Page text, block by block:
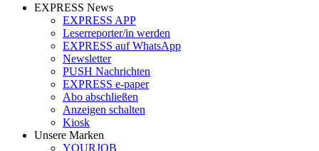
EXPRESS News
EXPRESS APP
Leserreporter/in werden
EXPRESS auf WhatsApp
Newsletter
PUSH Nachrichten
EXPRESS e-paper
Abo abschließen
Anzeigen schalten
Kiosk
Unsere Marken
YOURJOB